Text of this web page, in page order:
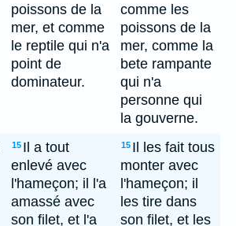
poissons de la
mer, et comme
le reptile qui n'a
point de
dominateur.
comme les
poissons de la
mer, comme la
bete rampante
qui n'a
personne qui
la gouverne.
15 Il a tout
enlevé avec
l'hameçon; il l'a
amassé avec
son filet, et l'a
15 Il les fait tous
monter avec
l'hameçon; il
les tire dans
son filet, et les